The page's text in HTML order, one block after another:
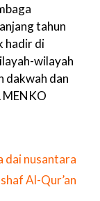
tahun
hadir di
wilayah
dakwah dan
MENKO
dai nusantara
Al-Qur’an